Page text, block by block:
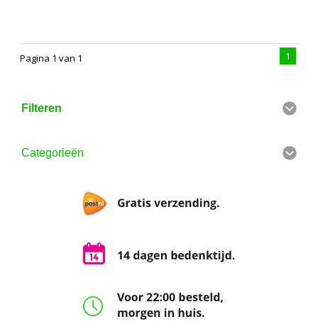
Pagina 1 van 1 1
Filteren
Categorieën